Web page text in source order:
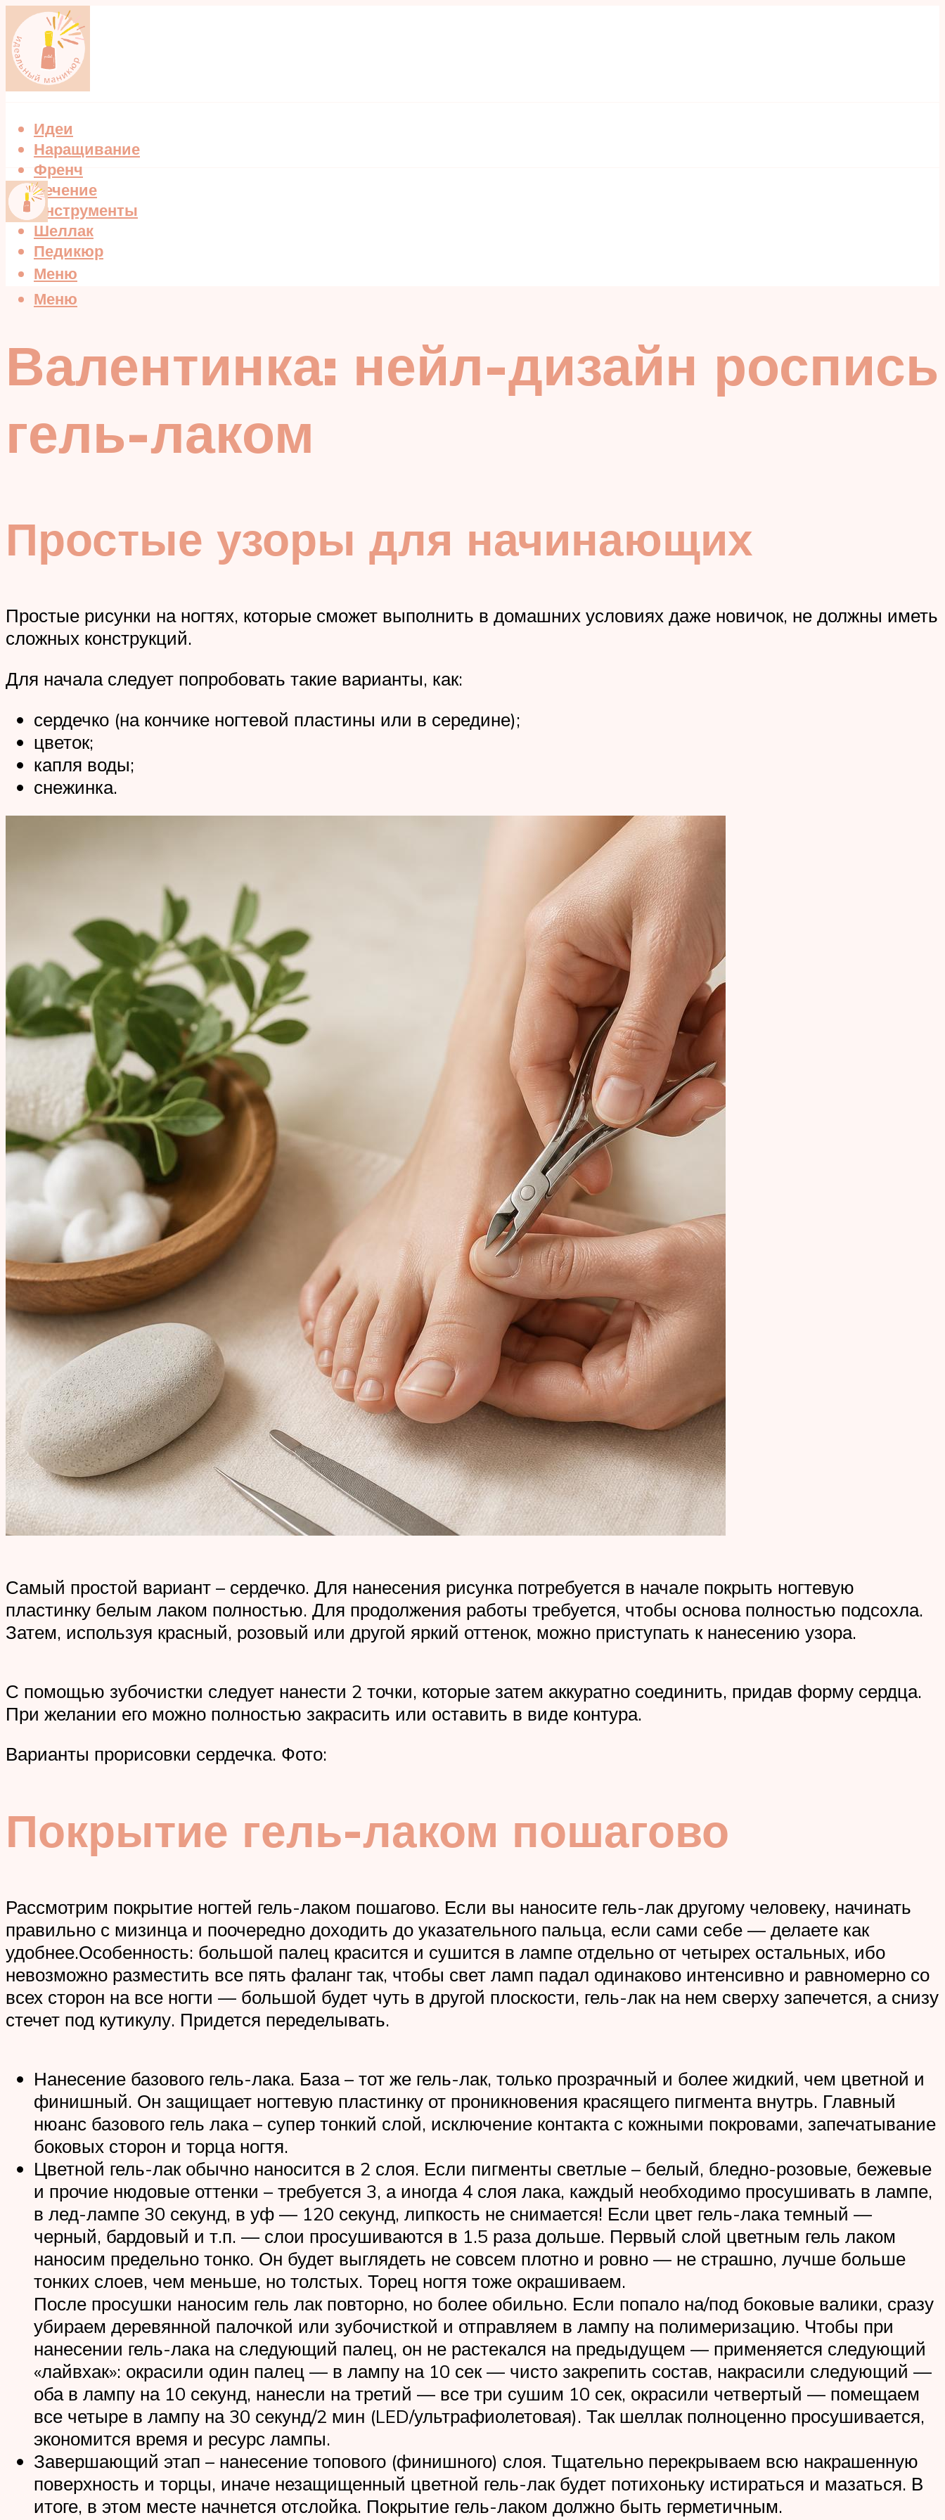
Идеи
Наращивание
Френч
Лечение
Инструменты
Шеллак
Педикюр
Меню
Меню
Валентинка: нейл-дизайн роспись
гель-лаком
Простые узоры для начинающих
Простые рисунки на ногтях, которые сможет выполнить в домашних условиях даже новичок, не должны иметь
сложных конструкций.
Для начала следует попробовать такие варианты, как:
сердечко (на кончике ногтевой пластины или в середине);
цветок;
капля воды;
снежинка.
Самый простой вариант – сердечко. Для нанесения рисунка потребуется в начале покрыть ногтевую
пластинку белым лаком полностью. Для продолжения работы требуется, чтобы основа полностью подсохла.
Затем, используя красный, розовый или другой яркий оттенок, можно приступать к нанесению узора.
С помощью зубочистки следует нанести 2 точки, которые затем аккуратно соединить, придав форму сердца.
При желании его можно полностью закрасить или оставить в виде контура.
Варианты прорисовки сердечка. Фото:
Покрытие гель-лаком пошагово
Рассмотрим покрытие ногтей гель-лаком пошагово. Если вы наносите гель-лак другому человеку, начинать
правильно с мизинца и поочередно доходить до указательного пальца, если сами себе — делаете как
удобнее.Особенность: большой палец красится и сушится в лампе отдельно от четырех остальных, ибо
невозможно разместить все пять фаланг так, чтобы свет ламп падал одинаково интенсивно и равномерно со
всех сторон на все ногти — большой будет чуть в другой плоскости, гель-лак на нем сверху запечется, а снизу
стечет под кутикулу. Придется переделывать.
Нанесение базового гель-лака. База – тот же гель-лак, только прозрачный и более жидкий, чем цветной и
финишный. Он защищает ногтевую пластинку от проникновения красящего пигмента внутрь. Главный
нюанс базового гель лака – супер тонкий слой, исключение контакта с кожными покровами, запечатывание
боковых сторон и торца ногтя.
Цветной гель-лак обычно наносится в 2 слоя. Если пигменты светлые – белый, бледно-розовые, бежевые
и прочие нюдовые оттенки – требуется 3, а иногда 4 слоя лака, каждый необходимо просушивать в лампе,
в лед-лампе 30 секунд, в уф — 120 секунд, липкость не снимается! Если цвет гель-лака темный —
черный, бардовый и т.п. — слои просушиваются в 1.5 раза дольше. Первый слой цветным гель лаком
наносим предельно тонко. Он будет выглядеть не совсем плотно и ровно — не страшно, лучше больше
тонких слоев, чем меньше, но толстых. Торец ногтя тоже окрашиваем.
После просушки наносим гель лак повторно, но более обильно. Если попало на/под боковые валики, сразу
убираем деревянной палочкой или зубочисткой и отправляем в лампу на полимеризацию. Чтобы при
нанесении гель-лака на следующий палец, он не растекался на предыдущем — применяется следующий
«лайвхак»: окрасили один палец — в лампу на 10 сек — чисто закрепить состав, накрасили следующий —
оба в лампу на 10 секунд, нанесли на третий — все три сушим 10 сек, окрасили четвертый — помещаем
все четыре в лампу на 30 секунд/2 мин (LED/ультрафиолетовая). Так шеллак полноценно просушивается,
экономится время и ресурс лампы.
Завершающий этап – нанесение топового (финишного) слоя. Тщательно перекрываем всю накрашенную
поверхность и торцы, иначе незащищенный цветной гель-лак будет потихоньку истираться и мазаться. В
итоге, в этом месте начнется отслойка. Покрытие гель-лаком должно быть герметичным.